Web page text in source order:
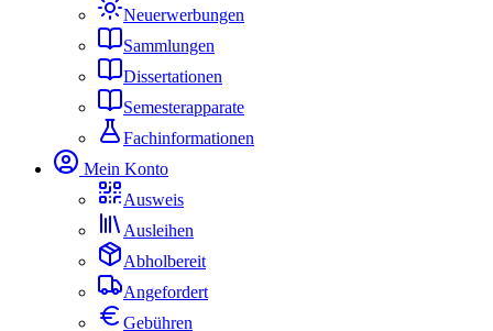
Neuerwerbungen
Sammlungen
Dissertationen
Semesterapparate
Fachinformationen
Mein Konto
Ausweis
Ausleihen
Abholbereit
Angefordert
Gebühren